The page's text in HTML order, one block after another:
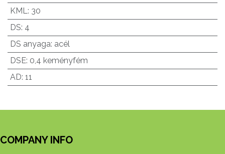
KML : 30
DS: 4
DS anyaga: acél
DSE: 0,4 keményfém
AD: 11
COMPANY INFO